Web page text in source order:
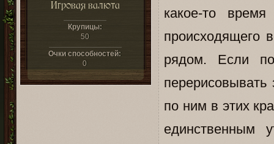
Игровая валюта
Крупицы:
50
Очки способностей:
0
какое-то
происходящего
рядом. Если
по ним в этих
единственным